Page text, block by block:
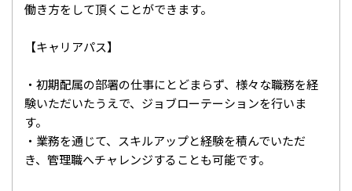
働き方をして頂くことができます。
【キャリアパス】
・初期配属の部署の仕事にとどまらず、様々な職務を経
験いただいたうえで、ジョブローテーションを行いま
す。
・業務を通じて、スキルアップと経験を積んでいただ
き、管理職へチャレンジすることも可能です。